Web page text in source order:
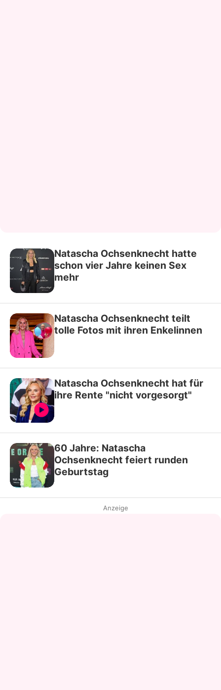
Natascha Ochsenknecht hatte
schon vier Jahre keinen Sex
mehr
Natascha Ochsenknecht teilt
tolle Fotos mit ihren Enkelinnen
Natascha Ochsenknecht hat für
ihre Rente "nicht vorgesorgt"
60 Jahre: Natascha
Ochsenknecht feiert runden
Geburtstag
Anzeige